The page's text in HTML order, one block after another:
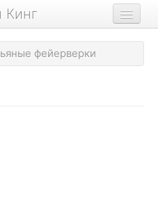
Кинг
фейерверки